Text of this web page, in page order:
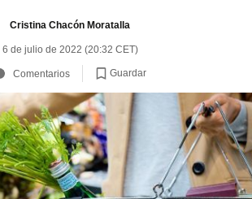
Cristina Chacón Moratalla
6 de julio de 2022 (20:32 CET)
Comentarios Guardar